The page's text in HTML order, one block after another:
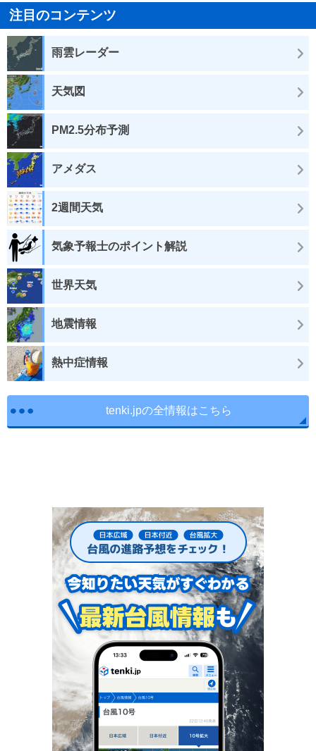
注目のコンテンツ
雨雲レーダー
天気図
PM2.5分布予測
アメダス
2週間天気
気象予報士のポイント解説
世界天気
地震情報
熱中症情報
tenki.jpの全情報はこちら